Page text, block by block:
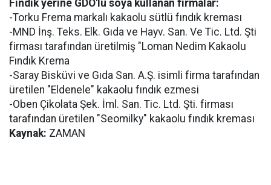
Fındık yerine GDO'lu soya kullanan firmalar:
-Torku Frema markalı kakaolu sütlü fındık kreması
-MND İnş. Teks. Elk. Gıda ve Hayv. San. Ve Tic. Ltd. Şti
firması tarafından üretilmiş "Loman Nedim Kakaolu
Fındık Krema
-Saray Bisküvi ve Gıda San. A.Ş. isimli firma tarafından
üretilen "Eldenele" kakaolu fındık ezmesi
-Oben Çikolata Şek. İml. San. Tic. Ltd. Şti. firması
tarafından üretilen "Seomilky" kakaolu fındık kreması
Kaynak: ZAMAN